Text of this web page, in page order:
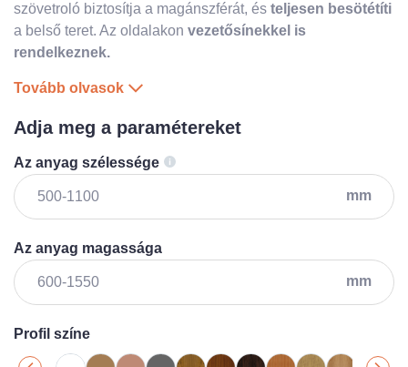
szövetroló biztosítja a magánszférát, és teljesen besötétíti
a belső teret. Az oldalakon vezetősínekkel is
rendelkeznek.
Tovább olvasok
Adja meg a paramétereket
Az anyag szélessége
mm
Az anyag magassága
mm
Profil színe